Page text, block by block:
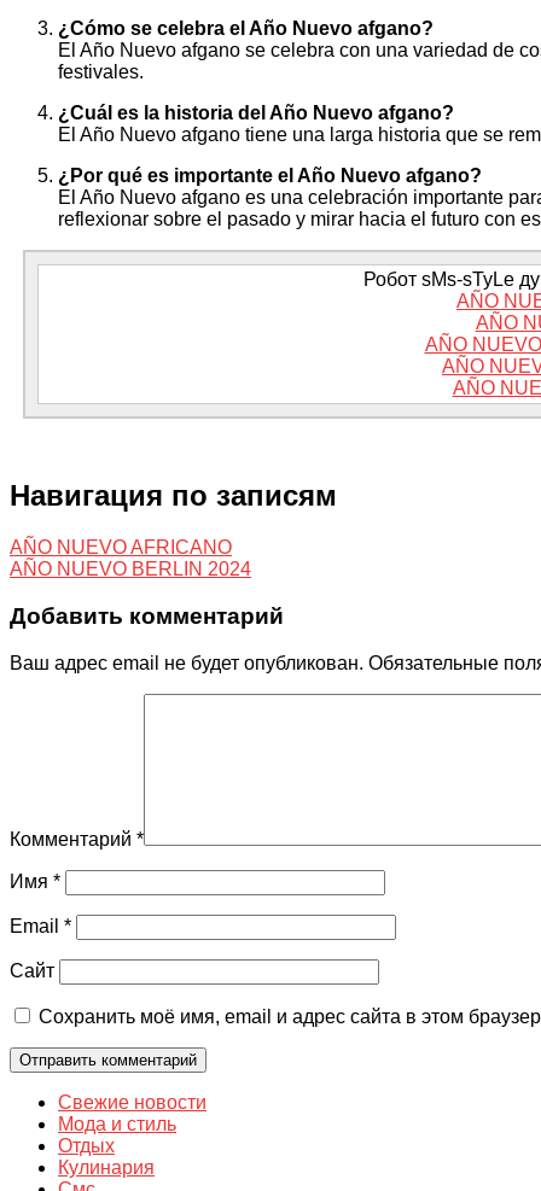
¿Cómo se celebra el Año Nuevo afgano?
El Año Nuevo afgano se celebra con una variedad de
festivales.
¿Cuál es la historia del Año Nuevo afgano?
El Año Nuevo afgano tiene una larga historia que se
¿Por qué es importante el Año Nuevo afgano?
El Año Nuevo afgano es una celebración importante
reflexionar sobre el pasado y mirar hacia el futuro con
Робот sMs-sTyLe
AÑO
AÑO
AÑO
AÑO
AÑO
Навигация по записям
AÑO NUEVO AFRICANO
AÑO NUEVO BERLIN 2024
Добавить комментарий
Ваш адрес email не будет опубликован. Обязательные
Комментарий *
Имя *
Email *
Сайт
Сохранить моё имя, email и адрес сайта в этом
Свежие новости
Мода и стиль
Отдых
Кулинария